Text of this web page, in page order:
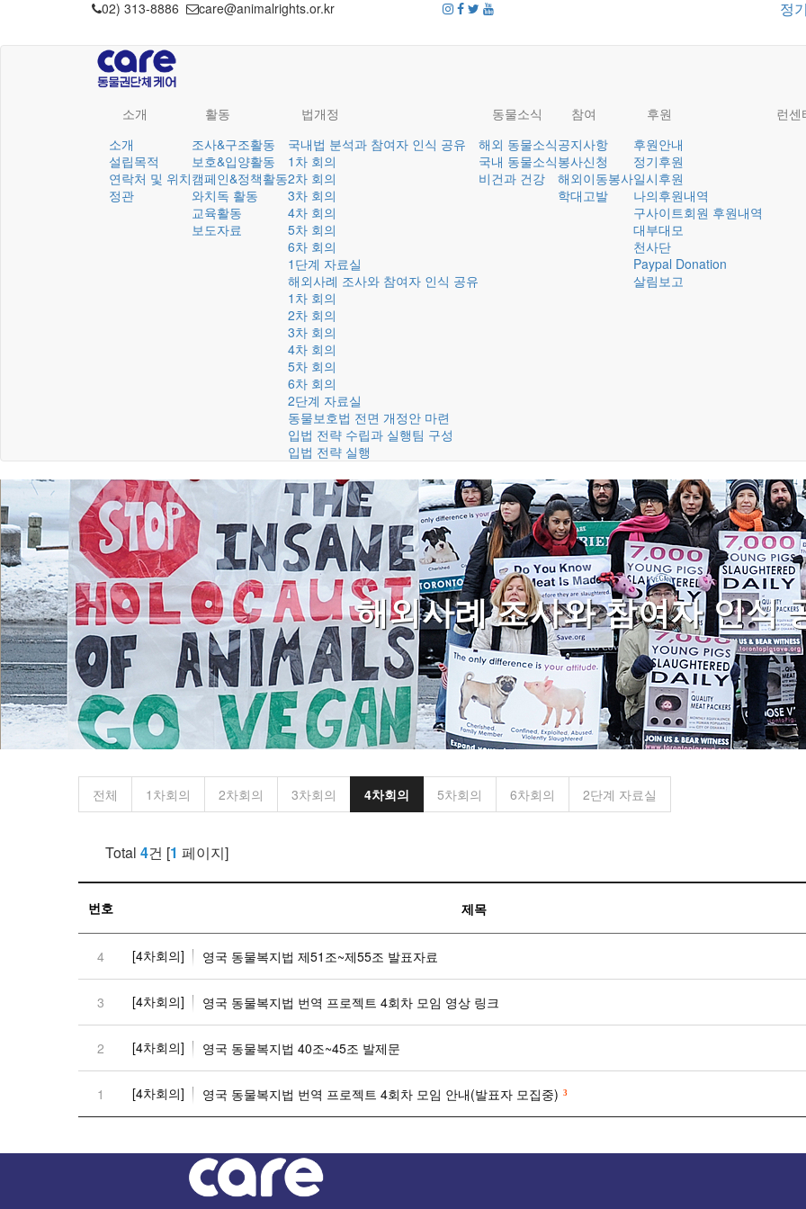
02) 313-8886 care@animalrights.or.kr 정
소개
소개
설립목적
연락처 및 위치
정관
활동
조사&구조활동
보호&입양활동
캠페인&정책활동
와치독 활동
교육활동
보도자료
법개정
국내법 분석과 참여자 인식 공유
1차 회의
2차 회의
3차 회의
4차 회의
5차 회의
6차 회의
1단계 자료실
해외사례 조사와 참여자 인식 공유
1차 회의
2차 회의
3차 회의
4차 회의
5차 회의
6차 회의
2단계 자료실
동물보호법 전면 개정안 마련
입법 전략 수립과 실행팀 구성
입법 전략 실행
동물소식
해외 동물소식
국내 동물소식
비건과 건강
참여
공지사항
봉사신청
해외이동봉사
학대고발
후원
후원안내
정기후원
일시후원
나의후원내역
구사이트회원 후원내역
대부대모
천사단
Paypal Donation
살림보고
런센
해외사례 조사와 참여자 인식
전체 1차회의 2차회의 3차회의 4차회의 5차회의 6차회의 2단계 자료실
Total 4건 [1 페이지]
번호 제목
4 [4차회의] 영국 동물복지법 제51조~제55조 발표자료
3 [4차회의] 영국 동물복지법 번역 프로젝트 4회차 모임 영상 링크
2 [4차회의] 영국 동물복지법 40조~45조 발제문
1 [4차회의] 영국 동물복지법 번역 프로젝트 4회차 모임 안내(발표자 모집중) 3